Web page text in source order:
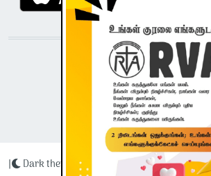
STAY CONNECTED WITH US!
| Dark theme